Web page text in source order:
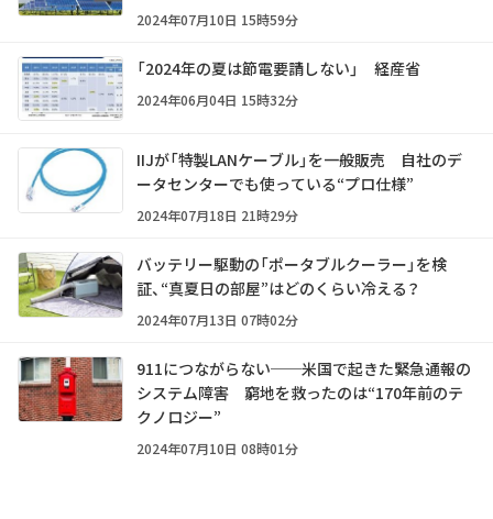
2024年07月10日 15時59分
「2024年の夏は節電要請しない」 経産省
2024年06月04日 15時32分
IIJが「特製LANケーブル」を一般販売 自社のデ
ータセンターでも使っている“プロ仕様”
2024年07月18日 21時29分
バッテリー駆動の「ポータブルクーラー」を検
証、“真夏日の部屋”はどのくらい冷える？
2024年07月13日 07時02分
911につながらない──米国で起きた緊急通報の
システム障害 窮地を救ったのは“170年前のテ
クノロジー”
2024年07月10日 08時01分